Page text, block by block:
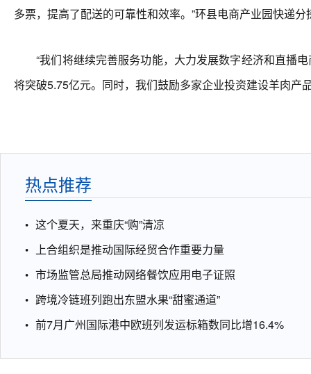
多票，提高了配送的可靠性和效率。”环县电商产业园快递
“我们将继续完善服务功能，大力发展数字经济和直播电
将突破5.75亿元。同时，我们鼓励多家企业投资建设羊肉产
热点推荐
这个夏天，来重庆“购”清凉
上合组织是推动国际经贸合作重要力量
市场监管总局推动网络餐饮应用电子证照
跨境冷链班列跑出东盟水果“甜蜜通道”
前7月广州国际港中欧班列发运标箱数同比增16.4%